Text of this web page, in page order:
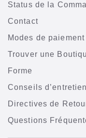
Status de la
Contact
Modes de paiement
Trouver une
Forme
Conseils d’entretien
Directives de
Questions